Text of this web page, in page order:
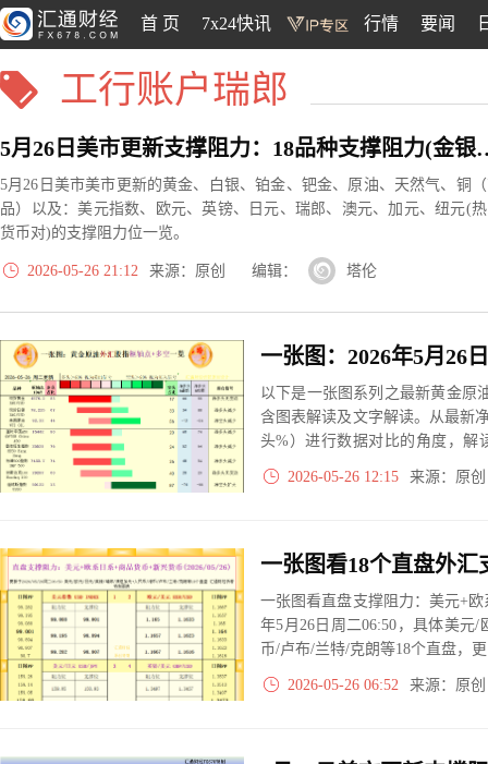
首 页 7x24快讯 行情 要闻
工行账户瑞郎
5月26日美市更新支撑阻力
5月26日美市美市更新的黄金、白银、铂金、钯金、原油、天然气、铜
品）以及：美元指数、欧元、英镑、日元、瑞郎、澳元、加元、纽元(
货币对)的支撑阻力位一览。
2026-05-26 21:12 来源：原创 编辑： 塔伦
以下是一张图系列之最新黄金原
含图表解读及文字解读。从最新
头%）进行数据对比的角度，解
大、净多头减小、净空头无变
实际数据对比结果对应展示其中
2026-05-26 12:15 来源：原
一张图看直盘支撑阻力：美元+
年5月26日周二06:50，具体美元
币/卢布/兰特/克朗等18个直盘，
2026-05-26 06:52 来源：原